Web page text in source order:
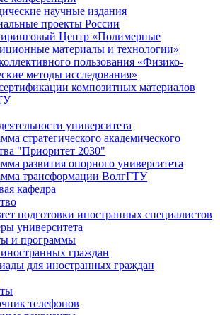
научные издания
проекты России
Центр «Полимерные
материалы и технологии»
пользования «Физико-
методы исследования»
композитных материалов
университета
стратегического академического
"Приоритет 2030"
развития опорного университета
трансформации ВолгГТУ
кафедра
подготовки иностранных специалистов
университета
и программы
граждан
для иностранных граждан
телефонов